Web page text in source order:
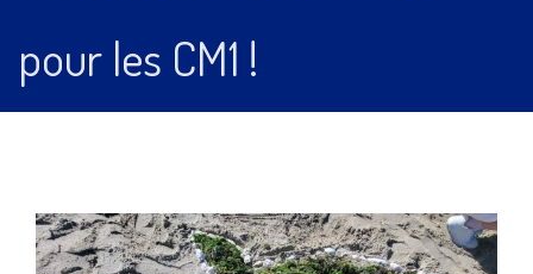
pour les CM1 !